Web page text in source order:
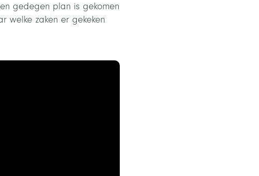
gedegen plan is gekomen
welke zaken er gekeken